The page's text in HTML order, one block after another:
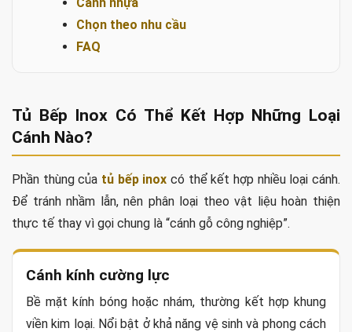
Chọn theo nhu cầu
FAQ
Tủ Bếp Inox Có Thể Kết Hợp Những Loại
Cánh Nào?
Phần thùng của tủ bếp inox có thể kết hợp nhiều loại cánh.
Để tránh nhầm lẫn, nên phân loại theo vật liệu hoàn thiện
thực tế thay vì gọi chung là “cánh gỗ công nghiệp”.
Cánh kính cường lực
Bề mặt kính bóng hoặc nhám, thường kết hợp khung
viền kim loại. Nổi bật ở khả năng vệ sinh và phong cách